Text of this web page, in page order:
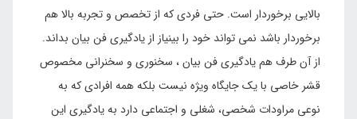
بالایی برخوردار است. حتی فردی که از تخصص و تجربه بالا هم
برخوردار باشد نمی تواند خود را بینیاز از یادگیری فن بیان بداند.
از آن طرف هم یادگیری فن بیان ، سخنوری و سخنرانی مخصوص
قشر خاصی با یک جایگاه ویژه نیست بلکه همه افرادی که به
نوعی مراودات شخصی، شغلی و اجتماعی دارد به یادگیری این